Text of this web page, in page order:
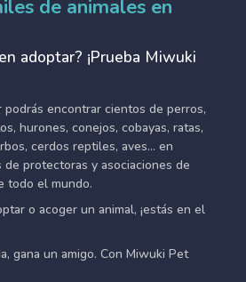
de animales en
adoptar? ¡Prueba Miwuki
encontrar cientos de perros,
hurones, conejos, cobayas, ratas,
cerdos reptiles, aves... en
protectoras y asociaciones de
todo el mundo.
o acoger un animal, ¡estás en el
gana un amigo. Con Miwuki Pet